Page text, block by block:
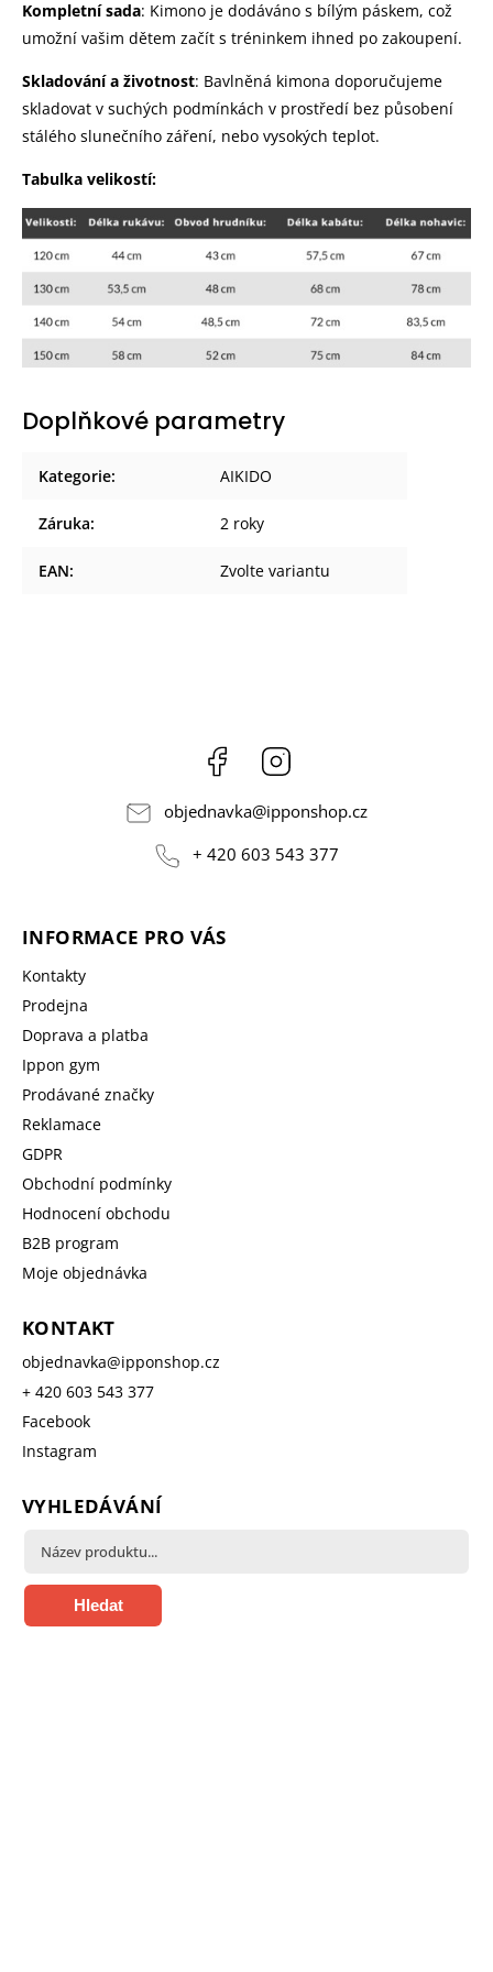
Kompletní sada: Kimono je dodáváno s bílým páskem, což
umožní vašim dětem začít s tréninkem ihned po zakoupení.
Skladování a životnost: Bavlněná kimona doporučujeme
skladovat v suchých podmínkách v prostředí bez působení
stálého slunečního záření, nebo vysokých teplot.
Tabulka velikostí:
Doplňkové parametry
Kategorie: AIKIDO
Záruka: 2 roky
EAN: Zvolte variantu
Facebook
objednavka@ipponshop.cz
+ 420 603 543 377
INFORMACE PRO VÁS
Kontakty
Prodejna
Doprava a platba
Ippon gym
Prodávané značky
Reklamace
GDPR
Obchodní podmínky
Hodnocení obchodu
B2B program
Moje objednávka
KONTAKT
objednavka@ipponshop.cz
+ 420 603 543 377
Facebook
Instagram
VYHLEDÁVÁNÍ
Hledat